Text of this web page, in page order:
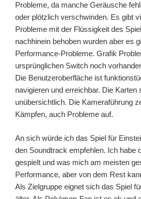
Probleme, da manche Geräusche
oder plötzlich verschwinden. Es gibt
Probleme mit der Flüssigkeit des
nachhinein behoben wurden aber es
Performance-Probleme. Grafik
ursprünglichen Switch noch
Die Benutzeroberfläche ist
navigieren und erreichbar. Die Karten
unübersichtlich. Die Kameraführung
Kämpfen, auch Probleme auf.
An sich würde ich das Spiel für
den Soundtrack empfehlen. Ich habe
gespielt und was mich am meisten
Performance, aber von dem Rest
Als Zielgruppe eignet sich das Spiel